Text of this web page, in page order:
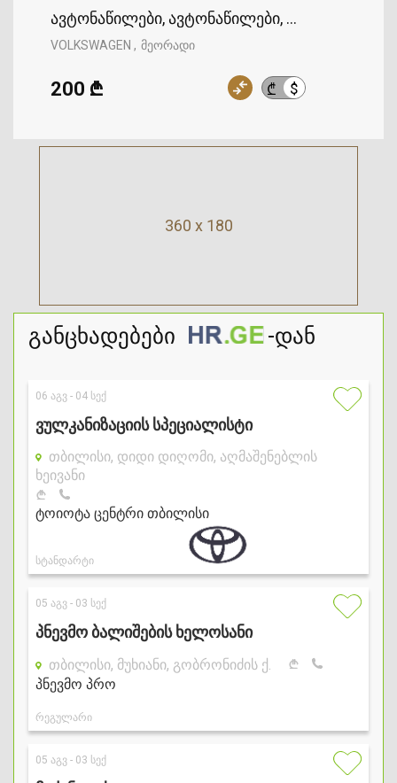
ავტონაწილები, ავტონაწილები, VOLKSWAGEN
VOLKSWAGEN მეორადი
₾ $
200 ₾
360 x 180